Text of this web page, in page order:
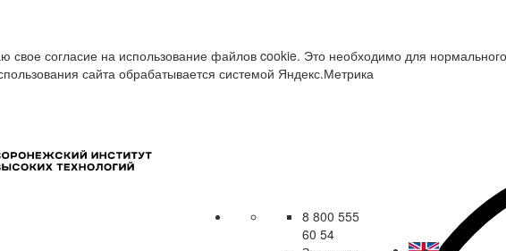
свое согласие на использование файлов cookie. Это необходимо для
сайта обрабатывается системой Яндекс.Метрика
8 800 555
60 54